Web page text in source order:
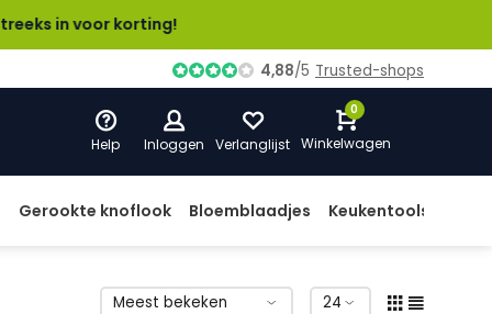
korting!
4,88/5 Trusted-shops
Help Inloggen Verlanglijst
0
Winkelwagen
Gerookte knoflook Bloemblaadjes Keukentools